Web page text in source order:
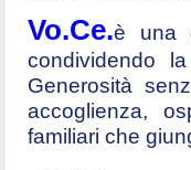
Vo.Ce.è una
condividendo
Generosità
accoglienza,
familiari che